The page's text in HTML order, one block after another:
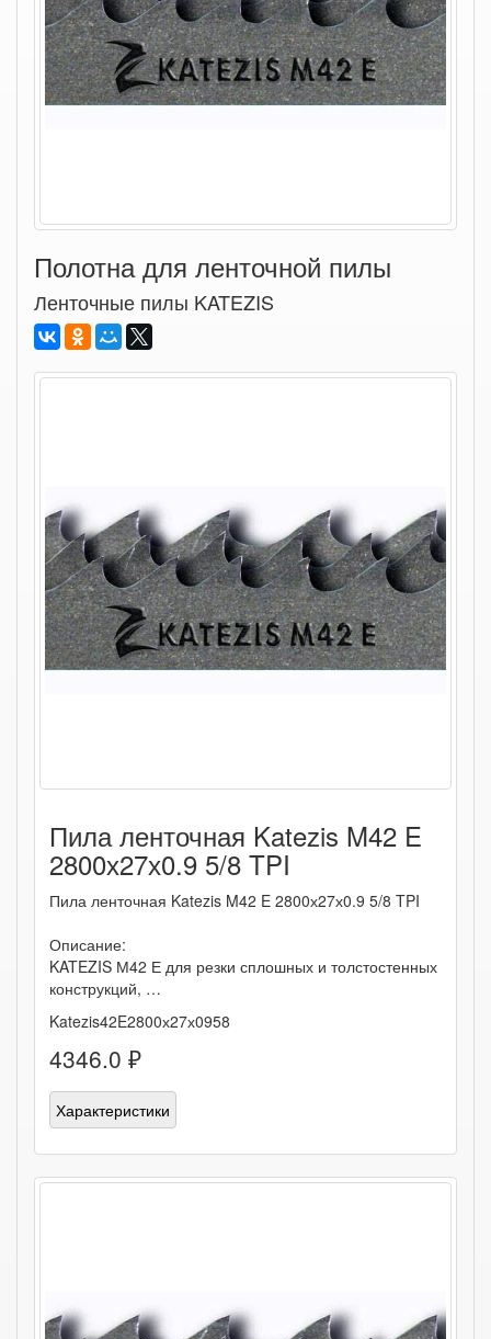
Полотна для ленточной пилы
Ленточные пилы KATEZIS
Пила ленточная Katezis M42 E
2800х27х0.9 5/8 TPI
Пила ленточная Katezis M42 E 2800х27х0.9 5/8 TPI
Описание:
KATEZIS М42 Е для резки сплошных и толстостенных
конструкций, …
Katezis42E2800х27х0958
4346.0 ₽
Характеристики